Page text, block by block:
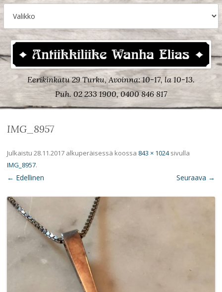
Eerikinkatu 29 Turku, Avoinna: 10-17, la 10-13.
Puh. 02 233 1900, 0400 846 817
IMG_8957
Julkaistu 28.11.2017 alkuperäisessä koossa 843 × 1024sivulla
IMG_8957.
← Edellinen Seuraava →